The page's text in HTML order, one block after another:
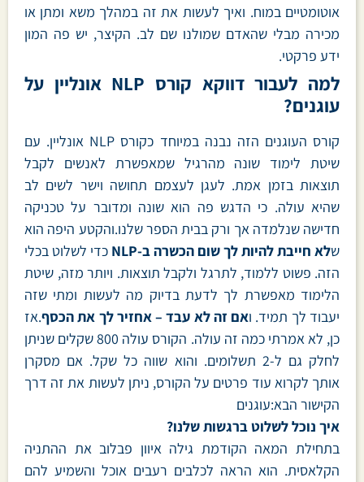
אוטומטיים במוח. ואיך לעשות את זה במהלך משא ומתן או
מכירה מבלי שהאדם שמולנו שם לב. הקיצר, יש פה המון
ידע פרקטי.
למה לעבור דווקא קורס NLP אונליין על
עוגנים?
קורס העוגנים הזה נבנה במיוחד כקורס NLP אונליין. עם
שיטת לימוד שונה מהרגיל שמאפשרת לאנשים לקבל
תוצאות בזמן אמת. לעגן לעצמם תחושה וישר לשים לב
שהיא עולה. כי הדגש פה הוא שונה ומדובר על טכניקה
חדישה שנלמדה אך ורק בבית הספר שלנו.והקטע היפה הוא
שלא חייבת להיות לך שום הכשרה ב-NLP כדי לשלוט בכלי
הזה. פשוט ללמוד, לתרגל ולקבל תוצאות. ויותר מזה, שיטת
הלימוד מאפשרת לך לדעת בדיוק מה לעשות ומתי שזה
יעבוד לך תמיד. ואם זה לא עבד – אחזיר לך את הכסף.אז
כן, לא אמרתי כמה זה עולה. הקורס עולה 800 שקלים שניתן
לחלק גם ל-2 תשלומים. והוא שווה כל שקל. אם מסקרן
אותך לקרוא עוד פרטים על הקורס, ניתן לעשות את זה דרך
הקישור הבא:עוגנים
איך נוכל לשלוט ברגשות שלנו?
בתחילת המאה הקודמת גילה איוון פבלוב את ההתניה
הקלאסית. הוא הראה לכלבים רעבים אוכל והשמיע להם